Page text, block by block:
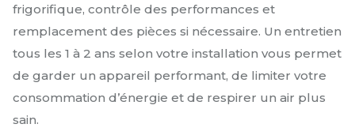
frigorifique, contrôle des performances et
remplacement des pièces si nécessaire. Un entretien
tous les 1 à 2 ans selon votre installation vous permet
de garder un appareil performant, de limiter votre
consommation d’énergie et de respirer un air plus
sain.